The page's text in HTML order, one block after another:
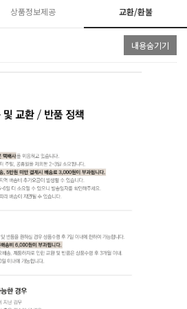
상품정보제공 교환/환불
내용숨기기